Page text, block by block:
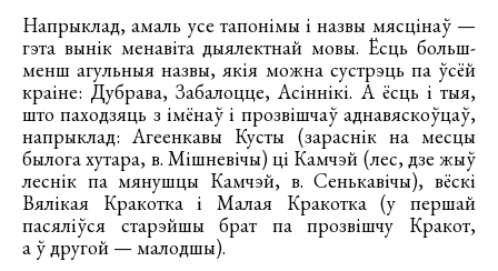
Напрыклад, амаль усе тапонімы і назвы мясцінаў —
гэта вынік менавіта дыялектнай мовы. Ёсць больш-
менш агульныя назвы, якія можна сустрэць па ўсёй
краіне: Дубрава, Забалоцце, Асіннікі. А ёсць і тыя,
што паходзяць з імёнаў і прозвішчаў аднавяскоўцаў,
напрыклад: Агеенкавы Кусты (зараснік на месцы
былога хутара, в. Мішневічы) ці Камчэй (лес, дзе жыў
леснік па мянушцы Камчэй, в. Сенькавічы), вёскі
Вялікая Кракотка і Малая Кракотка (у першай
пасяліўся старэйшы брат па прозвішчу Кракот,
а ў другой — малодшы).